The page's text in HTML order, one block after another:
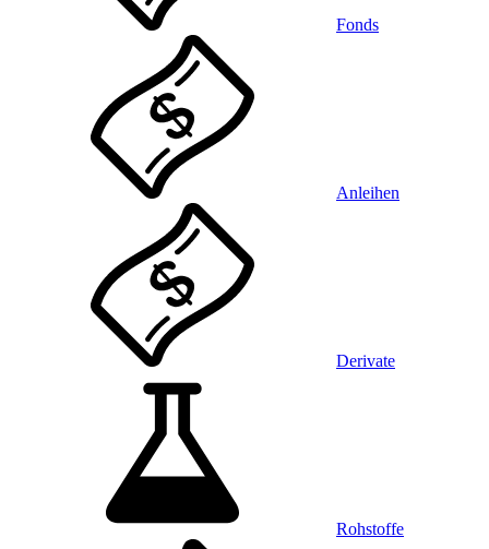
Fonds
Anleihen
Derivate
Rohstoffe